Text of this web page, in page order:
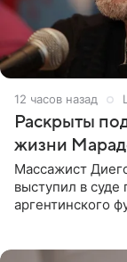
12 часов назад
Раскрыты
жизни
Массажист
выступил в суде
аргентинского